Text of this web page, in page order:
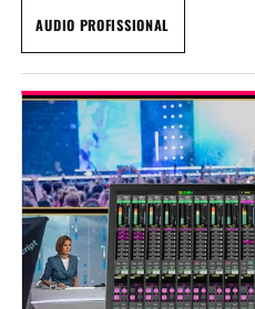
AUDIO PROFISSIONAL